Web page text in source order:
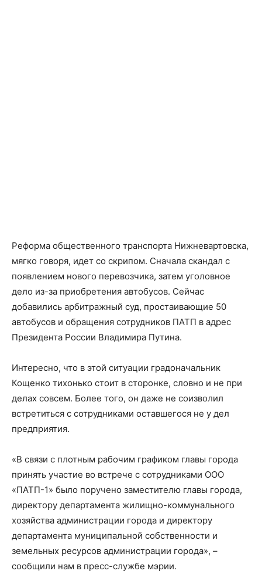
Реформа общественного транспорта Нижневартовска,
мягко говоря, идет со скрипом. Сначала скандал с
появлением нового перевозчика, затем уголовное
дело из-за приобретения автобусов. Сейчас
добавились арбитражный суд, простаивающие 50
автобусов и обращения сотрудников ПАТП в адрес
Президента России Владимира Путина.
Интересно, что в этой ситуации градоначальник
Кощенко тихонько стоит в сторонке, словно и не при
делах совсем. Более того, он даже не соизволил
встретиться с сотрудниками оставшегося не у дел
предприятия.
«В связи с плотным рабочим графиком главы города
принять участие во встрече с сотрудниками ООО
«ПАТП-1» было поручено заместителю главы города,
директору департамента жилищно-коммунального
хозяйства администрации города и директору
департамента муниципальной собственности и
земельных ресурсов администрации города», –
сообщили нам в пресс-службе мэрии.